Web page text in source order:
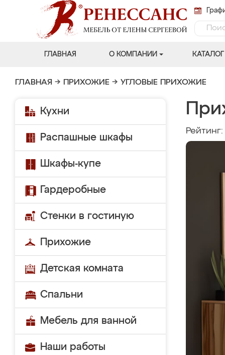
ГЛАВНАЯ О КОМПАНИИ КАТАЛОГ
ГЛАВНАЯ → ПРИХОЖИЕ → УГЛОВЫЕ ПРИХОЖИЕ
Кухни
Распашные шкафы
Шкафы-купе
Гардеробные
Стенки в гостиную
Прихожие
Детская комната
Спальни
Мебель для ванной
Наши работы
Рейтинг: